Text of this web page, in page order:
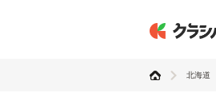
北海道